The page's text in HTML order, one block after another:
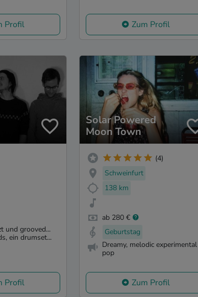
Profil Zum Profil
und grooved...
ein drumset...
Profil
Solar Powered
Moon Town
(4)
Schweinfurt
138 km
ab 280 €
Geburtstag
Dreamy, melodic experimental
pop
Zum Profil